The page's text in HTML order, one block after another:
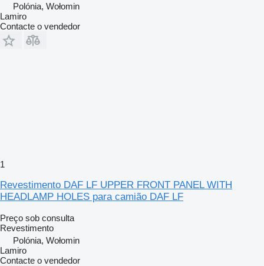
Polónia, Wołomin
Lamiro
Contacte o vendedor
1
Revestimento DAF LF UPPER FRONT PANEL WITH
HEADLAMP HOLES para camião DAF LF
Preço sob consulta
Revestimento
Polónia, Wołomin
Lamiro
Contacte o vendedor